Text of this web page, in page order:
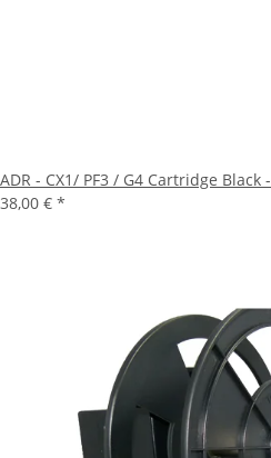
ADR - CX1/ PF3 / G4 Cartridge Black
38,00 € *